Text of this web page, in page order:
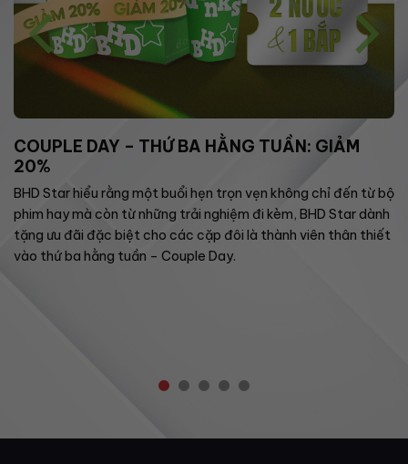
COUPLE DAY – THỨ BA HẰNG TUẦN: GIẢM
20%
BHD Star hiểu rằng một buổi hẹn trọn vẹn không chỉ đến từ bộ
phim hay mà còn từ những trải nghiệm đi kèm, BHD Star dành
tặng ưu đãi đặc biệt cho các cặp đôi là thành viên thân thiết
vào thứ ba hằng tuần – Couple Day.